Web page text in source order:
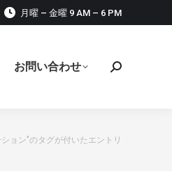
月曜 – 金曜 9 AM – 6 PM
お問い合わせ
検
ョン"のタグが付いたエントリ